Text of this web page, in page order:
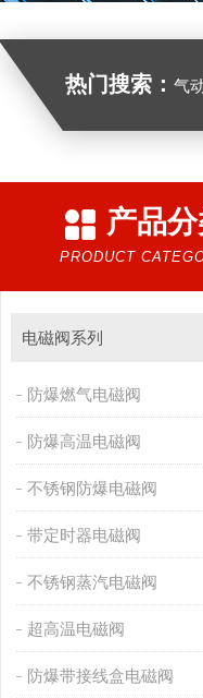
热门搜索： 气动
产品
PRODUCT
电磁阀系列
防爆燃气电磁阀
防爆高温电磁阀
不锈钢防爆电磁阀
带定时器电磁阀
不锈钢蒸汽电磁阀
超高温电磁阀
防爆带接线盒电磁阀